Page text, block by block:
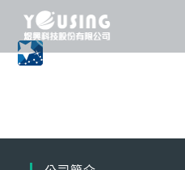
content